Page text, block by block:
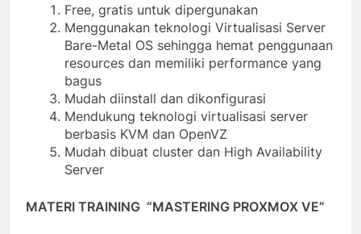
Free, gratis untuk dipergunakan
Menggunakan teknologi Virtualisasi Server
Bare-Metal OS sehingga hemat penggunaan
resources dan memiliki performance yang
bagus
Mudah diinstall dan dikonfigurasi
Mendukung teknologi virtualisasi server
berbasis KVM dan OpenVZ
Mudah dibuat cluster dan High Availability
Server
MATERI TRAINING “MASTERING PROXMOX VE”